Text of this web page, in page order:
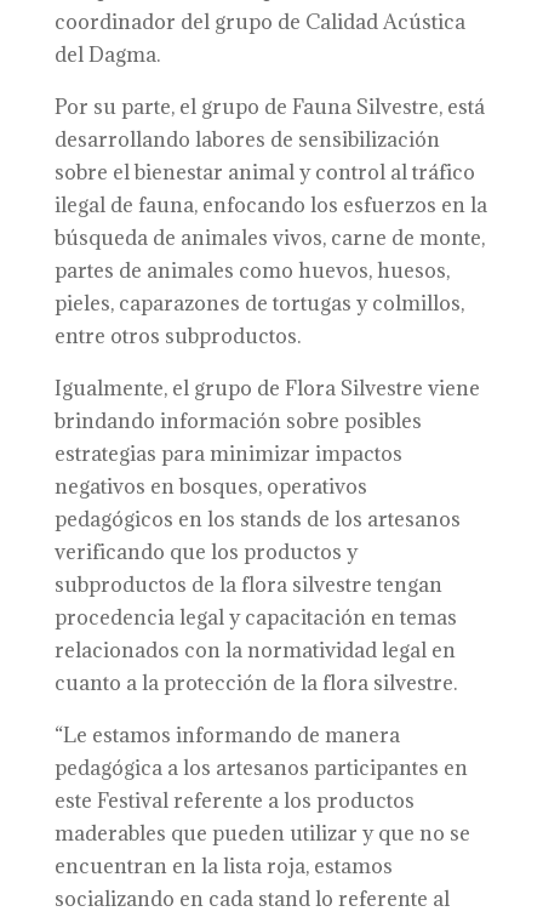
coordinador del grupo de Calidad Acústica
del Dagma.
Por su parte, el grupo de Fauna Silvestre, está
desarrollando labores de sensibilización
sobre el bienestar animal y control al tráfico
ilegal de fauna, enfocando los esfuerzos en la
búsqueda de animales vivos, carne de monte,
partes de animales como huevos, huesos,
pieles, caparazones de tortugas y colmillos,
entre otros subproductos.
Igualmente, el grupo de Flora Silvestre viene
brindando información sobre posibles
estrategias para minimizar impactos
negativos en bosques, operativos
pedagógicos en los stands de los artesanos
verificando que los productos y
subproductos de la flora silvestre tengan
procedencia legal y capacitación en temas
relacionados con la normatividad legal en
cuanto a la protección de la flora silvestre.
“Le estamos informando de manera
pedagógica a los artesanos participantes en
este Festival referente a los productos
maderables que pueden utilizar y que no se
encuentran en la lista roja, estamos
socializando en cada stand lo referente al